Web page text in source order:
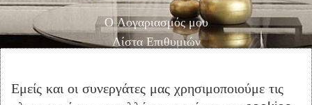
Ο Λογαριασμός μου
Λίστα Επιθυμιών
Καλάθι Αγορών
Επικοινωνία
Εμείς και οι συνεργάτες μας χρησιμοποιούμε τις